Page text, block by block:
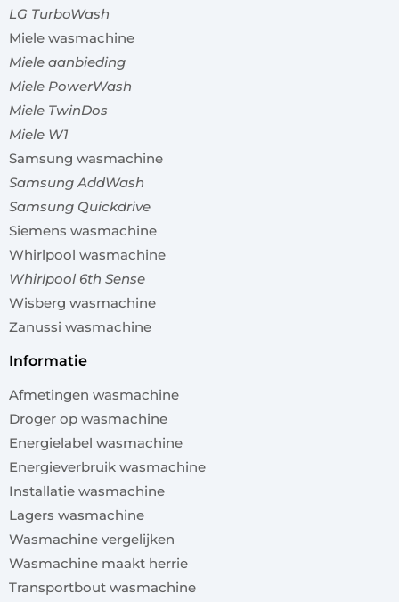
LG TurboWash
Miele wasmachine
Miele aanbieding
Miele PowerWash
Miele TwinDos
Miele W1
Samsung wasmachine
Samsung AddWash
Samsung Quickdrive
Siemens wasmachine
Whirlpool wasmachine
Whirlpool 6th Sense
Wisberg wasmachine
Zanussi wasmachine
informatie
Afmetingen wasmachine
Droger op wasmachine
Energielabel wasmachine
Energieverbruik wasmachine
Installatie wasmachine
Lagers wasmachine
Wasmachine vergelijken
Wasmachine maakt herrie
Transportbout wasmachine